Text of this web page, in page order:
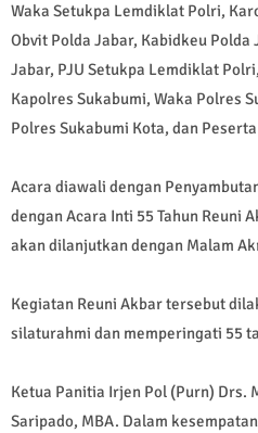
Waka Setukpa Lemdiklat Polri,
Obvit Polda Jabar, Kabidkeu Polda
Jabar, PJU Setukpa Lemdiklat
Kapolres Sukabumi, Waka Polres
Polres Sukabumi Kota, dan
Acara diawali dengan
dengan Acara Inti 55 Tahun Reuni
akan dilanjutkan dengan Malam
Kegiatan Reuni Akbar tersebut
silaturahmi dan memperingati 55
Ketua Panitia Irjen Pol (Purn) Drs.
Saripado, MBA. Dalam